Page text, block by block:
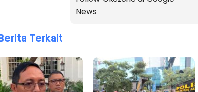
News
Berita Terkait